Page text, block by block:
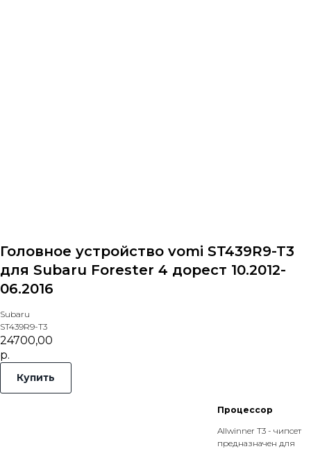
Головное устройство vomi ST439R9-T3
для Subaru Forester 4 дорест 10.2012-
06.2016
Subaru
ST439R9-T3
24700,00
р.
Купить
Процессор
Allwinner T3 - чипсет
предназначен для